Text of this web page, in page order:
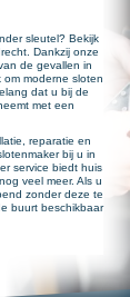
sleutel? Bekijk
Dankzij onze
de gevallen in
moderne sloten
dat u bij de
met een
reparatie en
bij u in
service biedt huis
veel meer. Als u
zonder deze te
buurt beschikbaar